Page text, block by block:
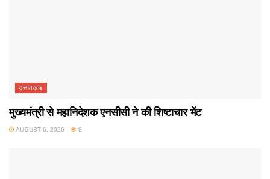
उत्तराखंड
मुख्यमंत्री से महानिदेशक एनसीसी ने की शिष्टाचार भेंट
AUGUST 6, 2026 8